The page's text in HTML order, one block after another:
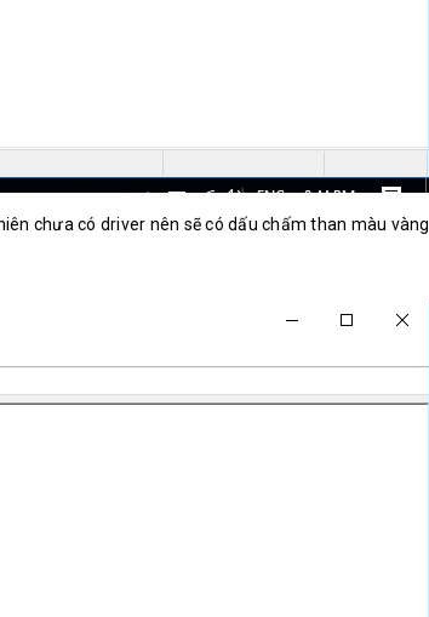
chưa có driver nên sẽ có dấu chấm than màu vàng.